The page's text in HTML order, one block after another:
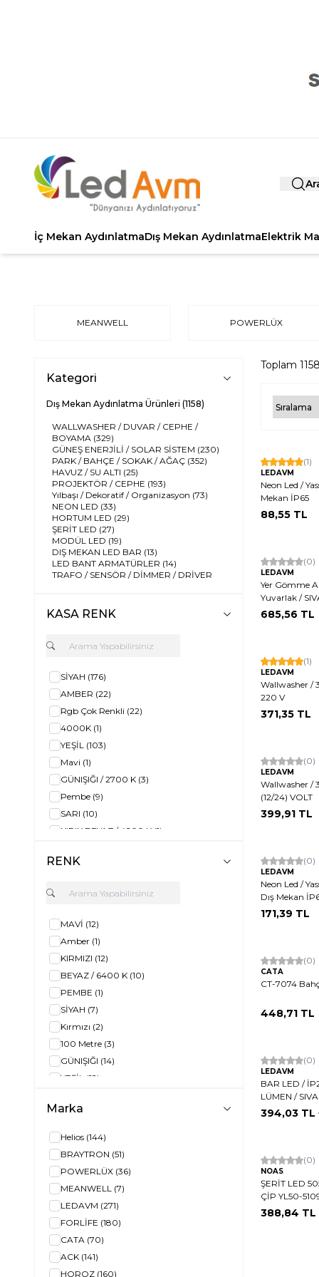
İç Mekan AydınlatmaDış Mekan AydınlatmaElektrik
MEANWELL POWERLÜX
Kategori
Dış Mekan Aydınlatma Ürünleri (1158)
WALLWASHER / DUVAR / CEPHE /
BOYAMA (329)
GÜNEŞ ENERJİLİ / SOLAR SİSTEM (230)
PARK / BAHÇE / SOKAK / AĞAÇ (352)
HAVUZ / SU ALTI (25)
PROJEKTÖR / CEPHE (193)
Yılbaşı / Dekoratif / Organizasyon (73)
NEON LED (33)
HORTUM LED (29)
ŞERİT LED (27)
MODÜL LED (19)
DIŞ MEKAN LED BAR (13)
LED BANT ARMATÜRLER (14)
TRAFO / SENSÖR / DİMMER / DRİVER
BİTKİ AYDINLATMA ÜRÜNLERİ
KASA RENK
SİYAH (176)
AMBER (22)
Rgb Çok Renkli (22)
4000K (1)
YEŞİL (103)
Mavi (1)
GÜNIŞIĞI / 2700 K (3)
Pembe (9)
SARI (10)
KIRIK BEYAZ / 4200 K (1)
KIRMIZI
MAVİ(2)
SATEN
ŞEFFAF(2)
RGB ÇOK RENKLİ
GRİ(23)
TURKUAZ(10)
MAT KROM(6)
ANTRASİT(3)
GÜNIŞIĞI / 3000K
GRİ(3)
RENK
MAVİ (12)
Amber (1)
KIRMIZI (12)
BEYAZ / 6400 K (10)
PEMBE (1)
SİYAH (7)
Kırmızı (2)
100 Metre (3)
GÜNIŞIĞI (14)
YEŞİL
(12)
SİYAH
Marka
Helios (144)
BRAYTRON (51)
POWERLÜX (36)
MEANWELL (7)
LEDAVM (271)
FORLİFE (180)
CATA (70)
ACK (141)
HOROZ (160)
Toplam 1158
(1)
LEDAVM
Neon Led /
Mekan İP65
88,55 TL
Hızlı Kargo
Yerli Üretim
(0)
LEDAVM
Yer Gömme
Yuvarlak /
685,56 TL
(1)
LEDAVM
Wallwasher /
220 V
371,35 TL
Hızlı Kargo
(0)
LEDAVM
Wallwasher /
(12/24) VOLT
399,91 TL
Hızlı Kargo
Yerli Üretim
(0)
LEDAVM
Neon Led /
Dış Mekan
171,39 TL
(0)
CATA
CT-7074
448,71 TL
(0)
LEDAVM
BAR LED /
LÜMEN /
394,03 TL
(0)
NOAS
ŞERİT LED
ÇİP YL50-
388,84 TL